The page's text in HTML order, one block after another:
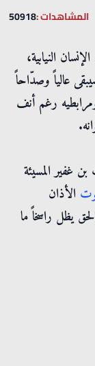
المشاهدات :50918
النيابية،
عالياً وصدّاحاً
رغم أنف
غفير المسيئة
الأذان
يظل راسخاً ما